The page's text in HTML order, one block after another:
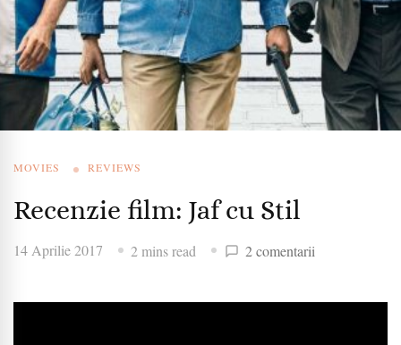
MOVIES REVIEWS
Recenzie film: Jaf cu Stil
14 Aprilie 2017 2 mins read 2 comentarii